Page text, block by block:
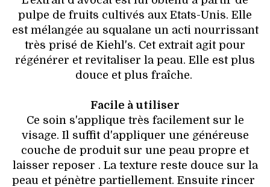
pulpe de fruits cultivés aux Etats-Unis. Elle
est mélangée au squalane un acti nourrissant
très prisé de Kiehl's. Cet extrait agit pour
régénérer et revitaliser la peau. Elle est plus
douce et plus fraîche.
Facile à utiliser
Ce soin s'applique très facilement sur le
visage. Il suffit d'appliquer une généreuse
couche de produit sur une peau propre et
laisser reposer . La texture reste douce sur la
peau et pénètre partiellement. Ensuite rincer